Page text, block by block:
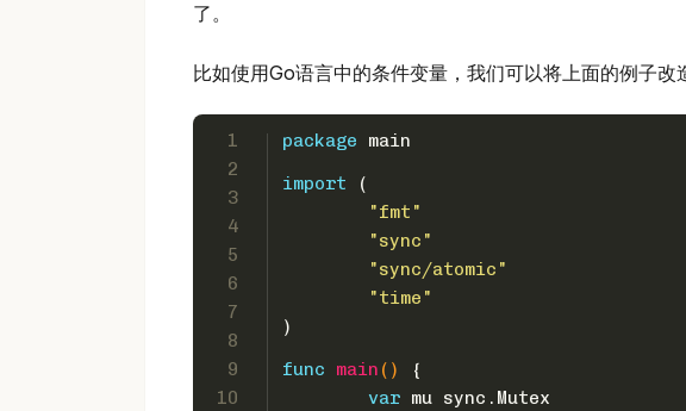
了。
比如使用Go语言中的条件变量，我们可以将上面的例子改
1
2
3
4
5
6
7
8
9
10
package main
import (
"fmt"
"sync"
"sync/atomic"
"time"
)
func
main ()
{
var mu sync.Mutex